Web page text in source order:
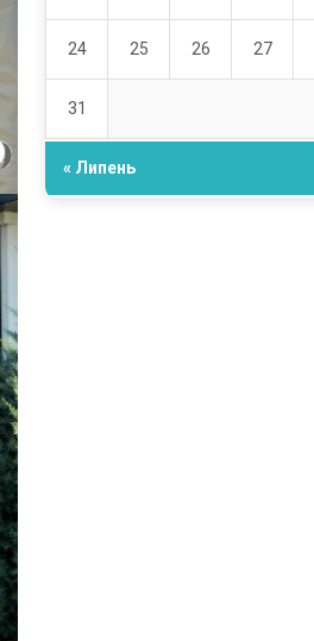
24 25 26 27
31
« Липень